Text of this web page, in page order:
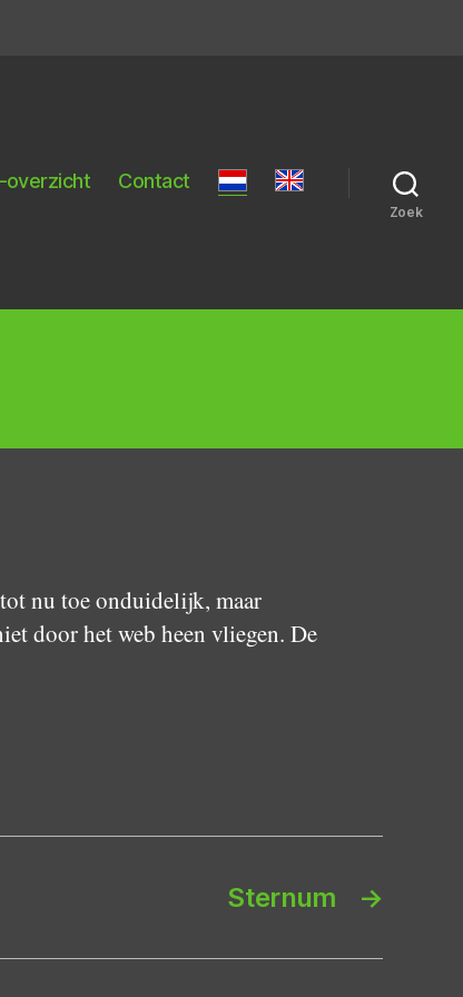
Contact
Zoek
nu toe onduidelijk, maar
door het web heen vliegen. De
→
Sternum